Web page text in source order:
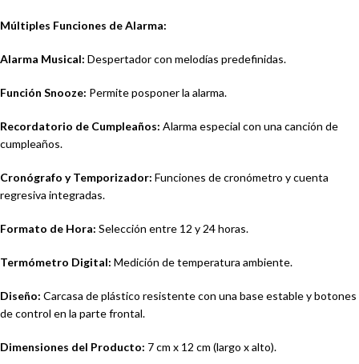
Múltiples Funciones de Alarma:
Alarma Musical: Despertador con melodías predefinidas.
Función Snooze: Permite posponer la alarma.
Recordatorio de Cumpleaños: Alarma especial con una canción de
cumpleaños.
Cronógrafo y Temporizador: Funciones de cronómetro y cuenta
regresiva integradas.
Formato de Hora: Selección entre 12 y 24 horas.
Termómetro Digital: Medición de temperatura ambiente.
Diseño: Carcasa de plástico resistente con una base estable y botones
de control en la parte frontal.
Dimensiones del Producto: 7 cm x 12 cm (largo x alto).